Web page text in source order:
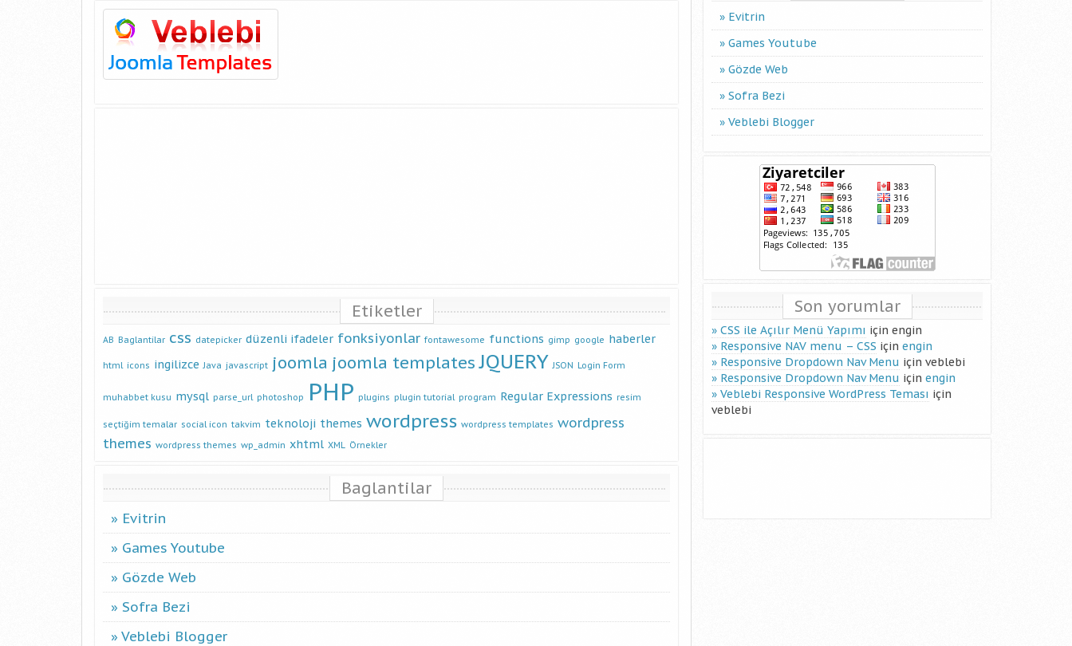
Etiketler
AB Baglantilar css datepicker düzenli ifadeler fonksiyonlar fontawesome functions gimp google haberler
html icons ingilizce Java javascript joomla joomla templates JQUERY JSON Login Form
muhabbet kusu mysql parse_url photoshop PHP plugins plugin tutorial program Regular Expressions resim
seçtiğim temalar social icon takvim teknoloji themes wordpress wordpress templates wordpress
themes wordpress themes wp_admin xhtml XML Örnekler
Baglantilar
Evitrin
Games Youtube
Gözde Web
Sofra Bezi
Veblebi Blogger
Evitrin
Games Youtube
Gözde Web
Sofra Bezi
Veblebi Blogger
Son yorumlar
CSS ile Açılır Menü Yapımı için engin
Responsive NAV menu – CSS için engin
Responsive Dropdown Nav Menu için veblebi
Responsive Dropdown Nav Menu için engin
Veblebi Responsive WordPress Teması için
veblebi